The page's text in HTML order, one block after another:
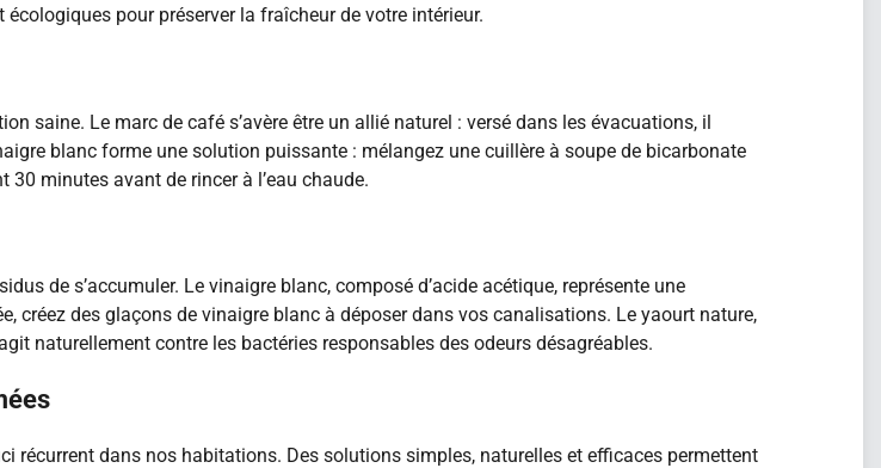
pour préserver la fraîcheur de votre intérieur.
saine. Le marc de café s’avère être un allié naturel : versé dans les évacuations, il
blanc forme une solution puissante : mélangez une cuillère à soupe de bicarbonate
minutes avant de rincer à l’eau chaude.
de s’accumuler. Le vinaigre blanc, composé d’acide acétique, représente une
créez des glaçons de vinaigre blanc à déposer dans vos canalisations. Le yaourt nature,
naturellement contre les bactéries responsables des odeurs désagréables.
récurrent dans nos habitations. Des solutions simples, naturelles et efficaces permettent